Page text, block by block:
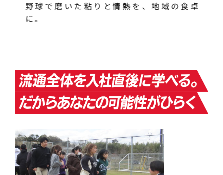
野球で磨いた粘りと情熱を、地域の食卓
に。